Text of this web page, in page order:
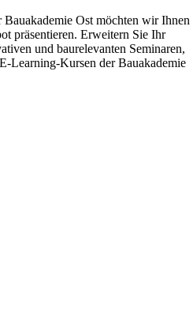
Ost möchten wir Ihnen
präsentieren. Erweitern Sie Ihr
und baurelevanten Seminaren,
Learning-Kursen der Bauakademie